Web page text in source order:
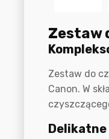
Zestaw
Zestaw do
Canon. W